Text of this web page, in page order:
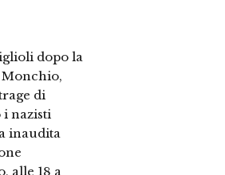
dopo la
di
i nazisti
inaudita
alle 18 a